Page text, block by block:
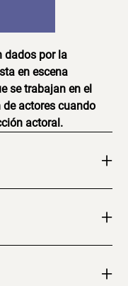
dados por la
en escena
se trabajan en el
actores cuando
actoral.
+
+
+